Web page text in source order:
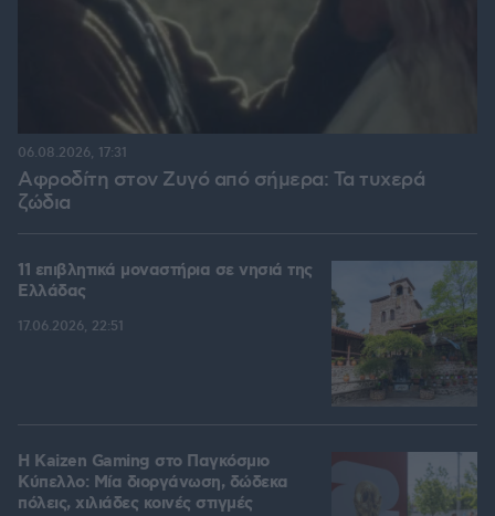
Αφροδίτη στον Ζυγό από σήμερα: Τα τυχερά
ζώδια
06.08.2026, 17:31
11 επιβλητικά μοναστήρια σε νησιά της
Ελλάδας
17.06.2026, 22:51
H Kaizen Gaming στο Παγκόσμιο
Kύπελλο: Μία διοργάνωση, δώδεκα
πόλεις, χιλιάδες κοινές στιγμές